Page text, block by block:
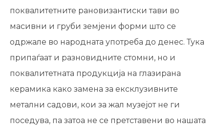
поквалитетните рановизантиски тави во
масивни и груби земјени форми што се
одржале во народната употреба до денес. Тука
припаѓаат и разновидните стомни, но и
поквалитетната продукција на глазирана
керамика како замена за ексклузивните
метални садови, кои за жал музејот не ги
поседува, па затоа не се претставени во нашата